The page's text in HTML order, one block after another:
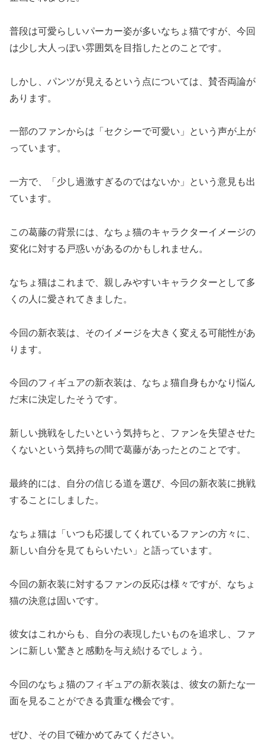
普段は可愛らしいパーカー姿が多いなちょ猫ですが、今回
は少し大人っぽい雰囲気を目指したとのことです。
しかし、パンツが見えるという点については、賛否両論が
あります。
一部のファンからは「セクシーで可愛い」という声が上が
っています。
一方で、「少し過激すぎるのではないか」という意見も出
ています。
この葛藤の背景には、なちょ猫のキャラクターイメージの
変化に対する戸惑いがあるのかもしれません。
なちょ猫はこれまで、親しみやすいキャラクターとして多
くの人に愛されてきました。
今回の新衣装は、そのイメージを大きく変える可能性があ
ります。
今回のフィギュアの新衣装は、なちょ猫自身もかなり悩ん
だ末に決定したそうです。
新しい挑戦をしたいという気持ちと、ファンを失望させた
くないという気持ちの間で葛藤があったとのことです。
最終的には、自分の信じる道を選び、今回の新衣装に挑戦
することにしました。
なちょ猫は「いつも応援してくれているファンの方々に、
新しい自分を見てもらいたい」と語っています。
今回の新衣装に対するファンの反応は様々ですが、なちょ
猫の決意は固いです。
彼女はこれからも、自分の表現したいものを追求し、ファ
ンに新しい驚きと感動を与え続けるでしょう。
今回のなちょ猫のフィギュアの新衣装は、彼女の新たな一
面を見ることができる貴重な機会です。
ぜひ、その目で確かめてみてください。